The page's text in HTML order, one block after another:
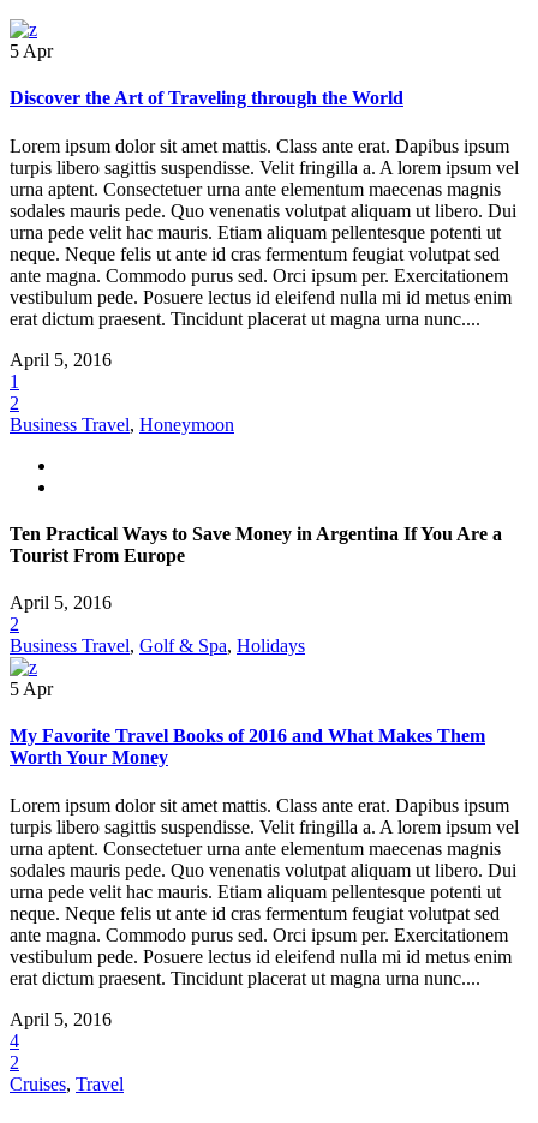
5 Apr
Discover the Art of Traveling through the World
Lorem ipsum dolor sit amet mattis. Class ante erat. Dapibus ipsum
turpis libero sagittis suspendisse. Velit fringilla a. A lorem ipsum vel
urna aptent. Consectetuer urna ante elementum maecenas magnis
sodales mauris pede. Quo venenatis volutpat aliquam ut libero. Dui
urna pede velit hac mauris. Etiam aliquam pellentesque potenti ut
neque. Neque felis ut ante id cras fermentum feugiat volutpat sed
ante magna. Commodo purus sed. Orci ipsum per. Exercitationem
vestibulum pede. Posuere lectus id eleifend nulla mi id metus enim
erat dictum praesent. Tincidunt placerat ut magna urna nunc....
April 5, 2016
1
2
Business Travel, Honeymoon
Ten Practical Ways to Save Money in Argentina If You Are a
Tourist From Europe
April 5, 2016
2
Business Travel, Golf & Spa, Holidays
5 Apr
My Favorite Travel Books of 2016 and What Makes Them
Worth Your Money
Lorem ipsum dolor sit amet mattis. Class ante erat. Dapibus ipsum
turpis libero sagittis suspendisse. Velit fringilla a. A lorem ipsum vel
urna aptent. Consectetuer urna ante elementum maecenas magnis
sodales mauris pede. Quo venenatis volutpat aliquam ut libero. Dui
urna pede velit hac mauris. Etiam aliquam pellentesque potenti ut
neque. Neque felis ut ante id cras fermentum feugiat volutpat sed
ante magna. Commodo purus sed. Orci ipsum per. Exercitationem
vestibulum pede. Posuere lectus id eleifend nulla mi id metus enim
erat dictum praesent. Tincidunt placerat ut magna urna nunc....
April 5, 2016
4
2
Cruises, Travel